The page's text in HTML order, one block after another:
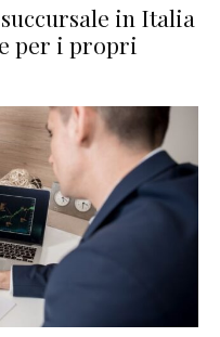
in Italia
per i propri